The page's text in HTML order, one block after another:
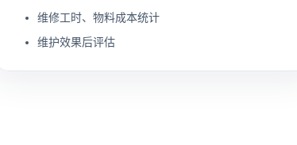
维修工时、物料成本统计
维护效果后评估